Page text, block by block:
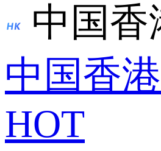
中国香
中国香
HOT